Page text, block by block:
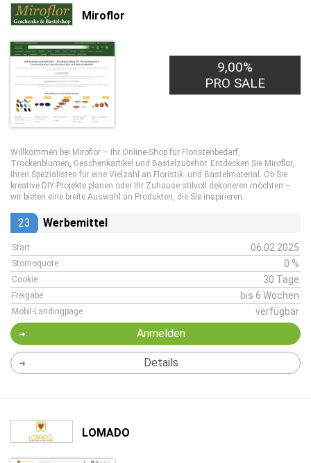
Miroflor
9,00%
PRO SALE
Willkommen bei Miroflor – Ihr Online-Shop für Floristenbedarf,
Trockenblumen, Geschenkartikel und Bastelzubehör. Entdecken Sie Miroflor,
Ihren Spezialisten für eine Vielzahl an Floristik- und Bastelmaterial. Ob Sie
kreative DIY-Projekte planen oder Ihr Zuhause stilvoll dekorieren möchten –
wir bieten eine breite Auswahl an Produkten, die Sie inspirieren.
23 Werbemittel
Start 06.02.2025
Stornoquote 0 %
Cookie 30 Tage
Freigabe bis 6 Wochen
Mobil-Landingpage verfügbar
Anmelden
Details
LOMADO